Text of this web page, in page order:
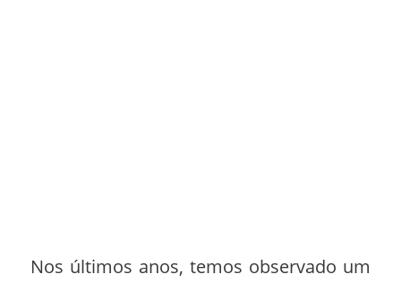
Nos últimos anos, temos observado um